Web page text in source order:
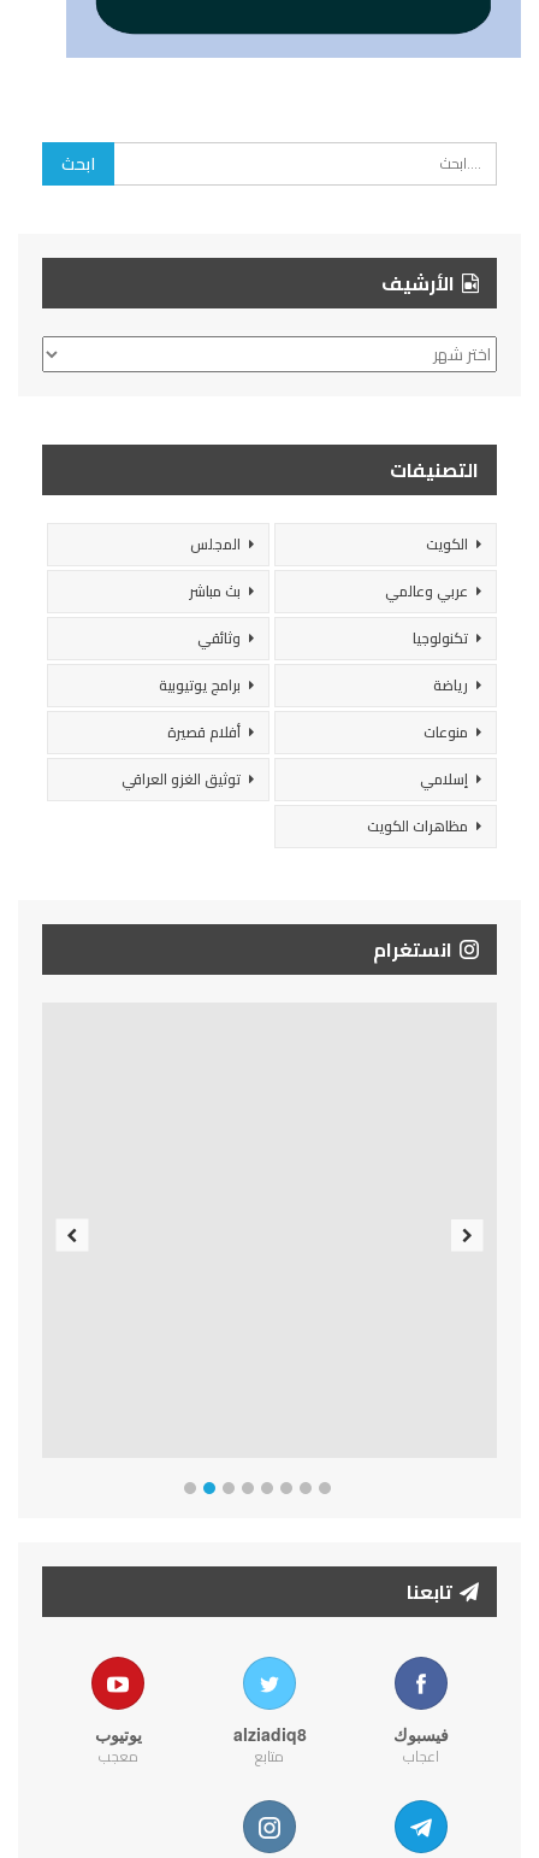
الأرشيف
الأرشيف
التصنيفات
الكويت
المجلس
عربي وعالمي
بث مباشر
تكنولوجيا
وثائقي
رياضة
برامج يوتيوبية
منوعات
أفلام قصيرة
إسلامي
توثيق الغزو العراقي
مظاهرات الكويت
انستغرام
تابعنا
فيسبوك
اعجاب
alziadiq8
متابع
يوتيوب
معجب